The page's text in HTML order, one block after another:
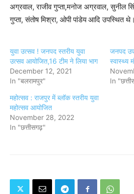
अग्रवाल, राजीव गुप्ता,मनोज अग्रवाल, सुनील
गुप्ता, संतोष मिश्रा, ओपी पांडेय आदि उपस्थित थे।
युवा उत्सव ! जनपद स्तरीय युवा
उत्सव आयोजित,16 टीम ने लिया भाग
December 12, 2021
In "बलरामपुर"
जनपद
स्वास्थ्य
In
महोत्सव : राजपुर में ब्लॉक स्तरीय युवा
महोत्सव आयोजित
November 28, 2022
In "छत्तीसगढ़"